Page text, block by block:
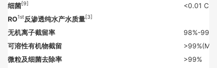
细菌[9]
<0.01
RO1st反渗透纯水产水质量[3]
无机离子截留率
98%-
可溶性有机物截留
微粒及细菌去除率
>99%